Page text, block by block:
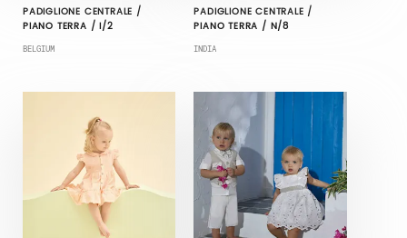
PADIGLIONE CENTRALE /
PIANO TERRA / I/2
BELGIUM
PADIGLIONE CENTRALE /
PIANO TERRA / N/8
INDIA